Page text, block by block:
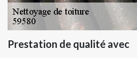
Prestation de qualité avec